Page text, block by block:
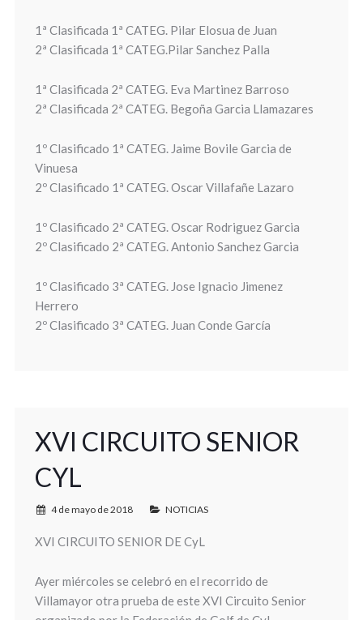
1ª Clasificada 1ª CATEG. Pilar Elosua de Juan
2ª Clasificada 1ª CATEG.Pilar Sanchez Palla
1ª Clasificada 2ª CATEG. Eva Martinez Barroso
2ª Clasificada 2ª CATEG. Begoña Garcia Llamazares
1º Clasificado 1ª CATEG. Jaime Bovile Garcia de
Vinuesa
2º Clasificado 1ª CATEG. Oscar Villafañe Lazaro
1º Clasificado 2ª CATEG. Oscar Rodriguez Garcia
2º Clasificado 2ª CATEG. Antonio Sanchez Garcia
1º Clasificado 3ª CATEG. Jose Ignacio Jimenez
Herrero
2º Clasificado 3ª CATEG. Juan Conde García
XVI CIRCUITO SENIOR
CYL
4 de mayo de 2018 NOTICIAS
XVI CIRCUITO SENIOR DE CyL
Ayer miércoles se celebró en el recorrido de
Villamayor otra prueba de este XVI Circuito Senior